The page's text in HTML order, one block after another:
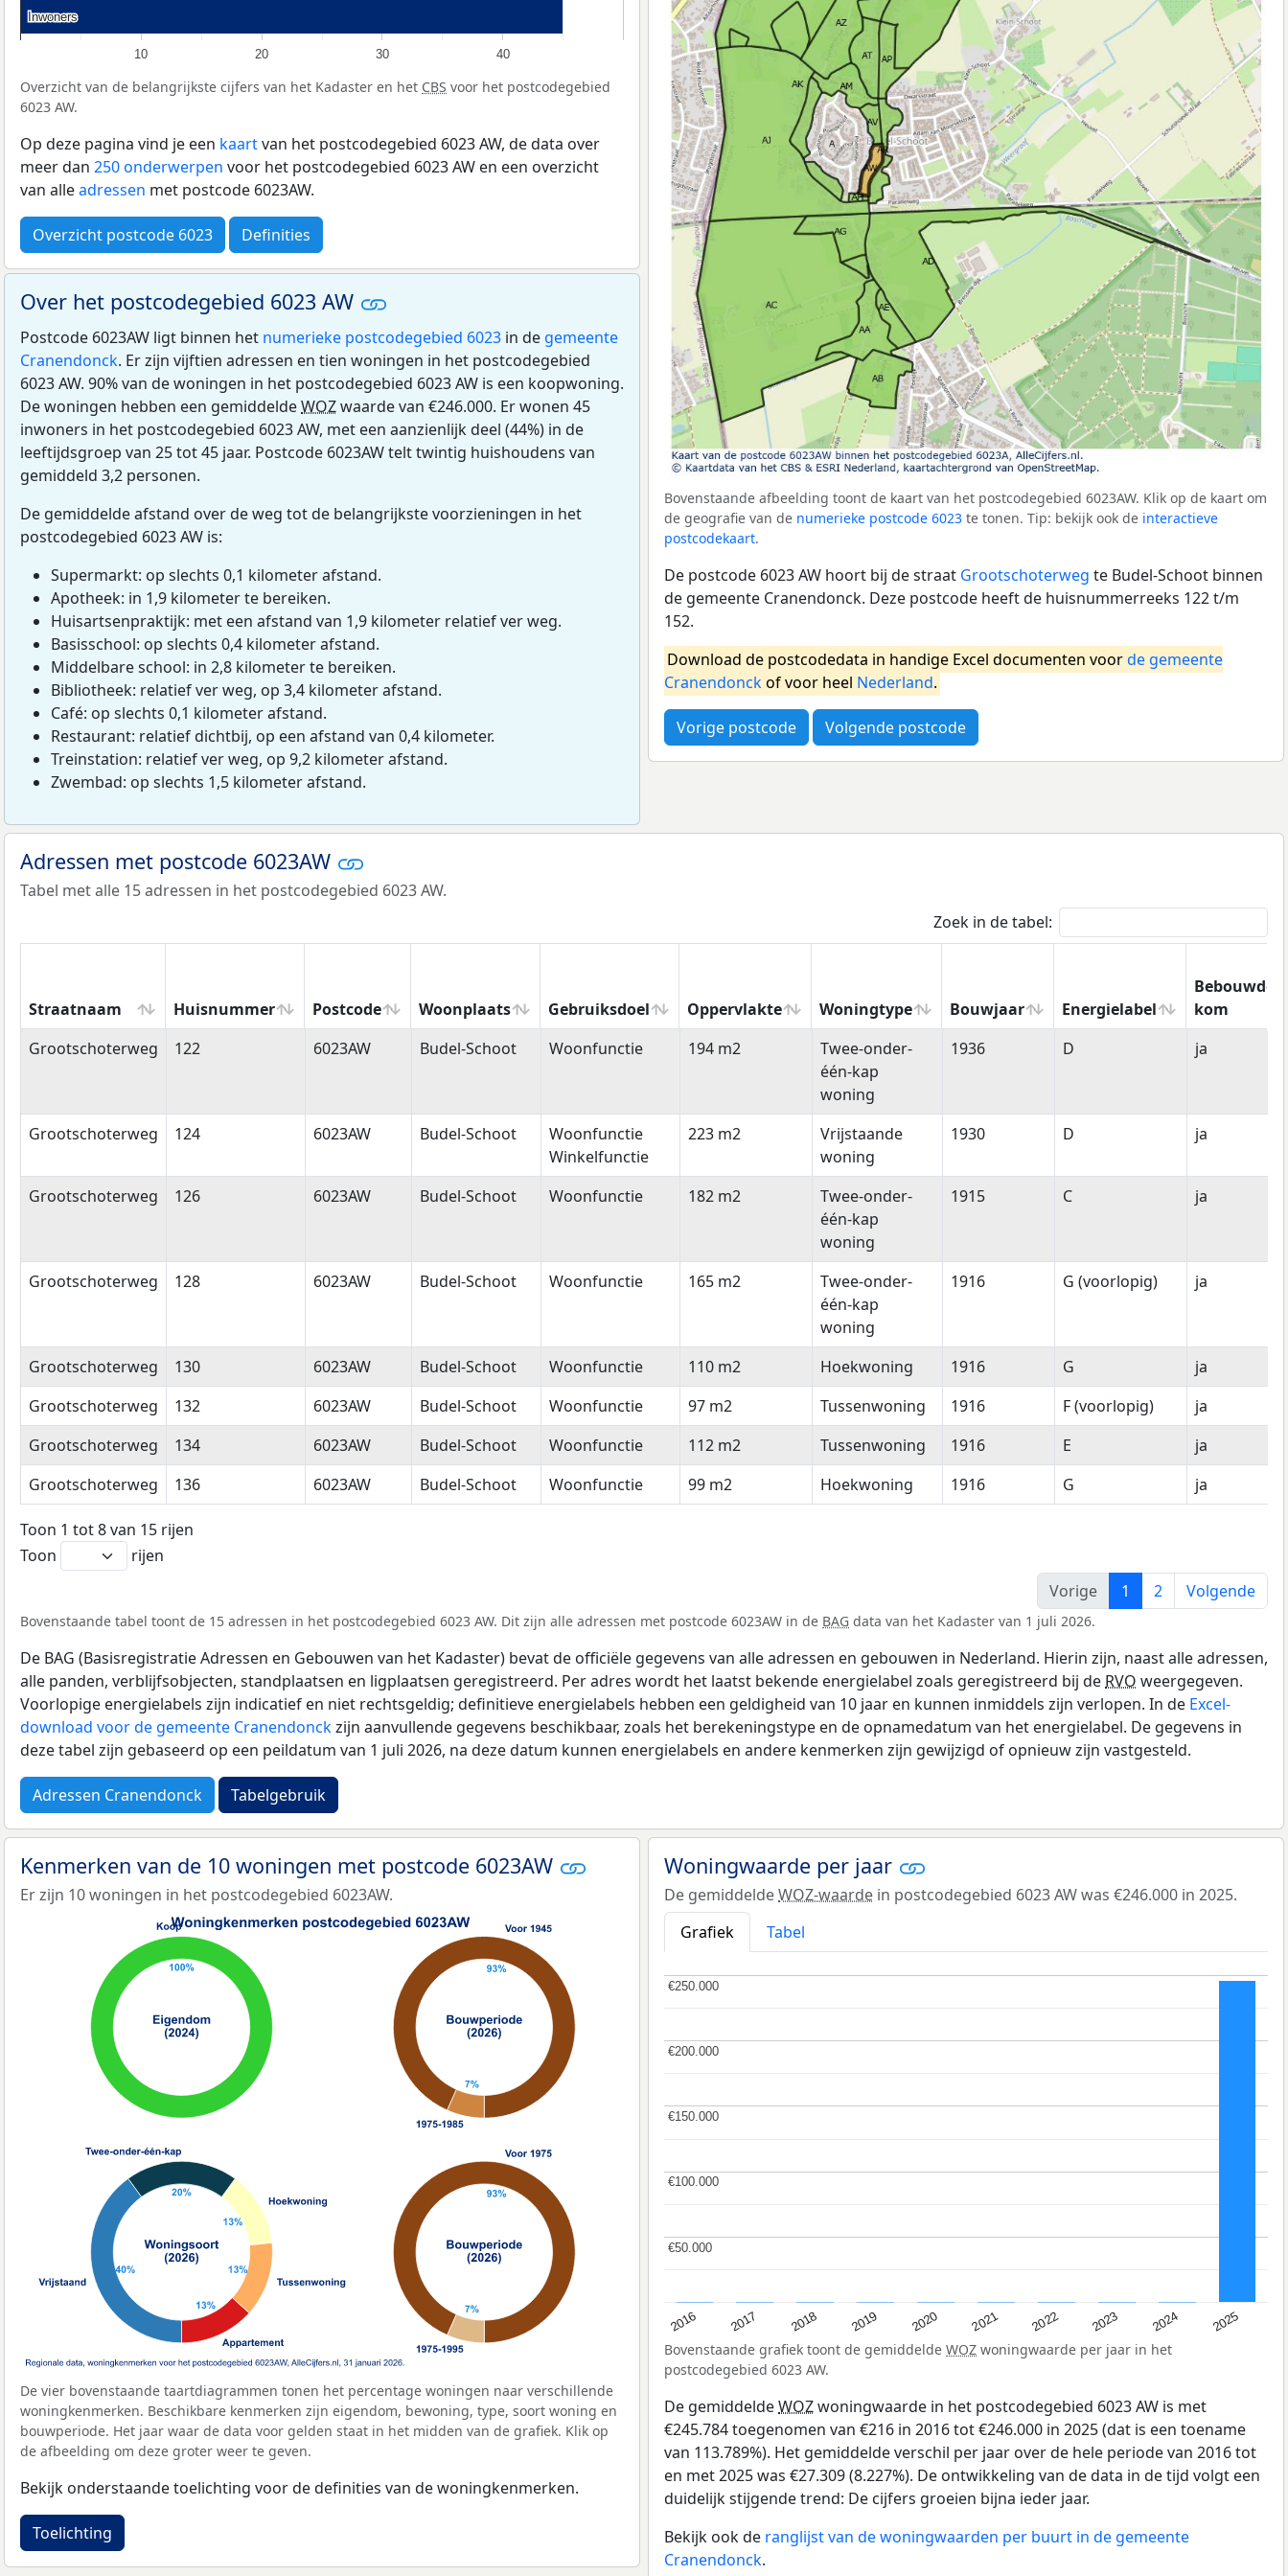
10 20 30 40
Inwoners
Inwoners
Overzicht van de belangrijkste cijfers van het Kadaster en het CBS voor het postcodegebied
6023 AW.
Op deze pagina vind je een kaartvan het postcodegebied 6023 AW, de data over
meer dan 250 onderwerpen voor het postcodegebied 6023 AW en een overzicht
van alleadressen met postcode 6023AW.
Overzicht postcode 6023 Definities
Over het postcodegebied 6023 AW
Postcode 6023AW ligt binnen het numerieke postcodegebied 6023 in de gemeente
Cranendonck. Er zijn vijftien adressen en tien woningen in het postcodegebied
6023 AW. 90% van de woningen in het postcodegebied 6023 AW is een koopwoning.
De woningen hebben een gemiddeldeWOZwaarde van €246.000. Er wonen 45
inwoners in het postcodegebied 6023 AW, met een aanzienlijk deel (44%) in de
leeftijdsgroep van 25 tot 45 jaar. Postcode 6023AW telt twintig huishoudens van
gemiddeld 3,2 personen.
De gemiddelde afstand over de weg tot de belangrijkste voorzieningen in het
postcodegebied 6023 AW is:
Supermarkt: op slechts 0,1 kilometer afstand.
Apotheek: in 1,9 kilometer te bereiken.
Huisartsenpraktijk: met een afstand van 1,9 kilometer relatief ver weg.
Basisschool: op slechts 0,4 kilometer afstand.
Middelbare school: in 2,8 kilometer te bereiken.
Bibliotheek: relatief ver weg, op 3,4 kilometer afstand.
Café: op slechts 0,1 kilometer afstand.
Restaurant: relatief dichtbij, op een afstand van 0,4 kilometer.
Treinstation: relatief ver weg, op 9,2 kilometer afstand.
Zwembad: op slechts 1,5 kilometer afstand.
Bovenstaande afbeelding toont de kaart van het postcodegebied 6023AW. Klik op de kaart om
de geografie van de numerieke postcode 6023 te tonen. Tip: bekijk ook de interactieve
postcodekaart.
De postcode 6023 AW hoort bij de straat Grootschoterweg te Budel-Schoot binnen
de gemeente Cranendonck. Deze postcode heeft de huisnummerreeks 122 t/m
152.
Download de postcodedata in handige Excel documenten voorde gemeente
Cranendonckof voor heel Nederland.
Vorige postcode Volgende postcode
Adressen met postcode 6023AW
Tabel met alle 15 adressen in het postcodegebied 6023 AW.
Zoek in de tabel:
Straatnaam Huisnummer Postcode Woonplaats Gebruiksdoel Oppervlakte Woningtype Bouwjaar Energielabel
Bebouwde
kom
Straatnaam
Huisnummer Postcode Woonplaats Gebruiksdoel Oppervlakte Woningtype Bouwjaar Energielabel
Bebouwde
kom
Grootschoterweg 122 6023AW Budel-Schoot Woonfunctie 194 m2
Twee-onder-
één-kap
woning
1936 D ja
Grootschoterweg 124 6023AW Budel-Schoot
Woonfunctie
Winkelfunctie
223 m2
Vrijstaande
woning
1930 D ja
Grootschoterweg 126 6023AW Budel-Schoot Woonfunctie 182 m2
Twee-onder-
één-kap
woning
1915 C ja
Grootschoterweg 128 6023AW Budel-Schoot Woonfunctie 165 m2
Twee-onder-
één-kap
woning
1916 G (voorlopig) ja
Grootschoterweg 130 6023AW Budel-Schoot Woonfunctie 110 m2 Hoekwoning 1916 G
ja
Grootschoterweg
132 6023AW Budel-Schoot Woonfunctie 97 m2 Tussenwoning 1916 F (voorlopig)
ja
Grootschoterweg
134 6023AW Budel-Schoot Woonfunctie 112 m2 Tussenwoning 1916 E
ja
Grootschoterweg
136 6023AW Budel-Schoot Woonfunctie 99 m2 Hoekwoning 1916 G ja
Toon 1 tot 8 van 15 rijen
Toon
rijen
Vorige
1 2 Volgende
Bovenstaande tabel toont de 15 adressen in het postcodegebied 6023 AW. Dit zijn alle adressen met postcode 6023AW in de BAG data van het Kadaster van 1 juli 2026.
De BAG (Basisregistratie Adressen en Gebouwen van het Kadaster) bevat de officiële gegevens van alle adressen en gebouwen in Nederland. Hierin zijn, naast alle adressen,
alle panden, verblijfsobjecten, standplaatsen en ligplaatsen geregistreerd. Per adres wordt het laatst bekende energielabel zoals geregistreerd bij de RVO weergegeven.
Voorlopige energielabels zijn indicatief en niet rechtsgeldig; definitieve energielabels hebben een geldigheid van 10 jaar en kunnen inmiddels zijn verlopen. In de Excel-
download voor de gemeente Cranendonckzijn aanvullende gegevens beschikbaar, zoals het berekeningstype en de opnamedatum van het energielabel. De gegevens in
deze tabel zijn gebaseerd op een peildatum van 1 juli 2026, na deze datum kunnen energielabels en andere kenmerken zijn gewijzigd of opnieuw zijn vastgesteld.
Adressen Cranendonck Tabelgebruik
Kenmerken van de 10 woningen met postcode 6023AW
Er zijn 10 woningen in het postcodegebied 6023AW.
De vier bovenstaande taartdiagrammen tonen het percentage woningen naar verschillende
woningkenmerken. Beschikbare kenmerken zijn eigendom, bewoning, type, soort woning en
bouwperiode. Het jaar waar de data voor gelden staat in het midden van de grafiek. Klik op
de afbeelding om deze groter weer te geven.
Bekijk onderstaande toelichting voor de definities van de woningkenmerken.
Toelichting
Woningwaarde per jaar
De gemiddeldeWOZ-waarde in postcodegebied 6023 AW was €246.000 in 2025.
Grafiek
Tabel
2016 2017 2018 2019 2020 2021 2022 2023 2024 2025
€50.000
€50.000
€100.000
€100.000
€150.000
€150.000
€200.000
€200.000
€250.000
€250.000
Bovenstaande grafiek toont de gemiddelde WOZ woningwaarde per jaar in het
postcodegebied 6023 AW.
De gemiddeldeWOZwoningwaarde in het postcodegebied 6023 AW is met
€245.784 toegenomen van €216 in 2016 tot €246.000 in 2025 (dat is een toename
van 113.789%). Het gemiddelde verschil per jaar over de hele periode van 2016 tot
en met 2025 was €27.309 (8.227%). De ontwikkeling van de data in de tijd volgt een
duidelijk stijgende trend: De cijfers groeien bijna ieder jaar.
Bekijk ook de ranglijst van de woningwaarden per buurt in de gemeente
Cranendonck.